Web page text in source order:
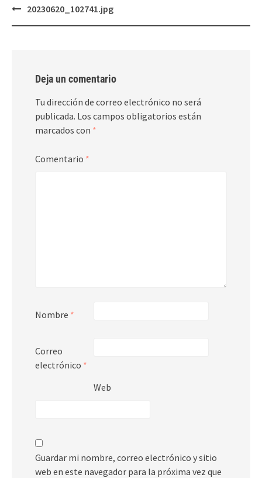
Post20230620_102741.jpg
Deja un comentario
Tu dirección de correo electrónico no será
publicada. Los campos obligatorios están
marcados con *
Comentario *
Nombre *
Correo
electrónico *
Web
Guardar mi nombre, correo electrónico y sitio
web en este navegador para la próxima vez que